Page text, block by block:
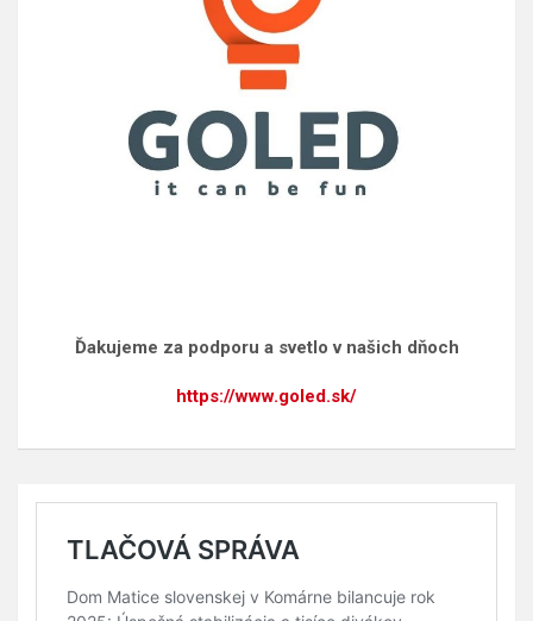
Ďakujeme za podporu a svetlo v našich dňoch
https://www.goled.sk/